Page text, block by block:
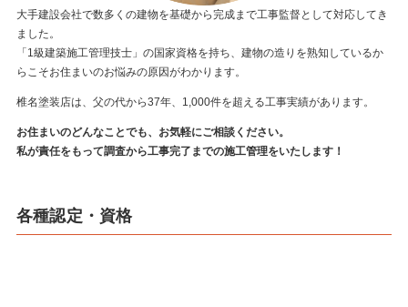
大手建設会社で数多くの建物を基礎から完成まで工事監督として対応してき
ました。
「1級建築施工管理技士」の国家資格を持ち、建物の造りを熟知しているか
らこそお住まいのお悩みの原因がわかります。
椎名塗装店は、父の代から37年、1,000件を超える工事実績があります。
お住まいのどんなことでも、お気軽にご相談ください。
私が責任をもって調査から工事完了までの施工管理をいたします！
各種認定・資格